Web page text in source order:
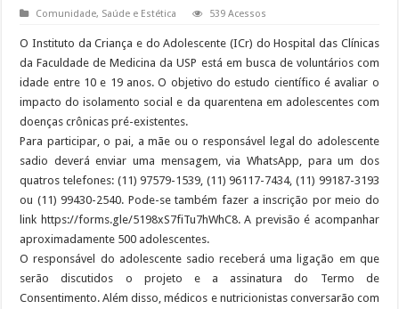
Comunidade, Saúde e Estética 539 Acessos
O Instituto da Criança e do Adolescente (ICr) do Hospital das Clínicas
da Faculdade de Medicina da USP está em busca de voluntários com
idade entre 10 e 19 anos. O objetivo do estudo científico é avaliar o
impacto do isolamento social e da quarentena em adolescentes com
doenças crônicas pré-existentes.
Para participar, o pai, a mãe ou o responsável legal do adolescente
sadio deverá enviar uma mensagem, via WhatsApp, para um dos
quatros telefones: (11) 97579-1539, (11) 96117-7434, (11) 99187-3193
ou (11) 99430-2540. Pode-se também fazer a inscrição por meio do
link https://forms.gle/5198xS7fiTu7hWhC8. A previsão é acompanhar
aproximadamente 500 adolescentes.
O responsável do adolescente sadio receberá uma ligação em que
serão discutidos o projeto e a assinatura do Termo de
Consentimento. Além disso, médicos e nutricionistas conversarão com